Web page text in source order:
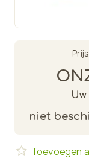
niet
Toevoegen